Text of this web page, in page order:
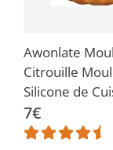
Awonlate
Citrouille
Silicone de
Chocolat,
7€